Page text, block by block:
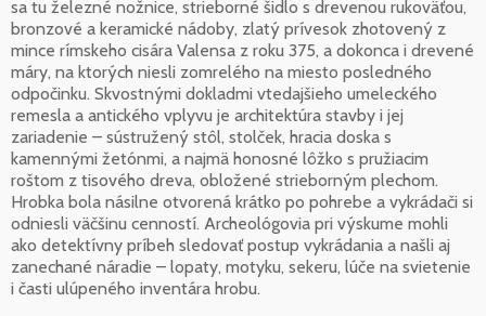
sa tu železné nožnice, strieborné šidlo s drevenou rukoväťou,
bronzové a keramické nádoby, zlatý prívesok zhotovený z
mince rímskeho cisára Valensa z roku 375, a dokonca i drevené
máry, na ktorých niesli zomrelého na miesto posledného
odpočinku. Skvostnými dokladmi vtedajšieho umeleckého
remesla a antického vplyvu je architektúra stavby i jej
zariadenie – sústružený stôl, stolček, hracia doska s
kamennými žetónmi, a najmä honosné lôžko s pružiacim
roštom z tisového dreva, obložené strieborným plechom.
Hrobka bola násilne otvorená krátko po pohrebe a vykrádači si
odniesli väčšinu cenností. Archeológovia pri výskume mohli
ako detektívny príbeh sledovať postup vykrádania a našli aj
zanechané náradie – lopaty, motyku, sekeru, lúče na svietenie
i časti ulúpeného inventára hrobu.